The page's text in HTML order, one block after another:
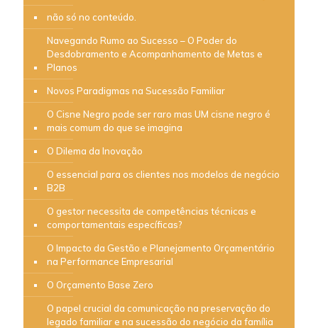
não só no conteúdo.
Navegando Rumo ao Sucesso – O Poder do
Desdobramento e Acompanhamento de Metas e
Planos
Novos Paradigmas na Sucessão Familiar
O Cisne Negro pode ser raro mas UM cisne negro é
mais comum do que se imagina
O Dilema da Inovação
O essencial para os clientes nos modelos de negócio
B2B
O gestor necessita de competências técnicas e
comportamentais específicas?
O Impacto da Gestão e Planejamento Orçamentário
na Performance Empresarial
O Orçamento Base Zero
O papel crucial da comunicação na preservação do
legado familiar e na sucessão do negócio da família